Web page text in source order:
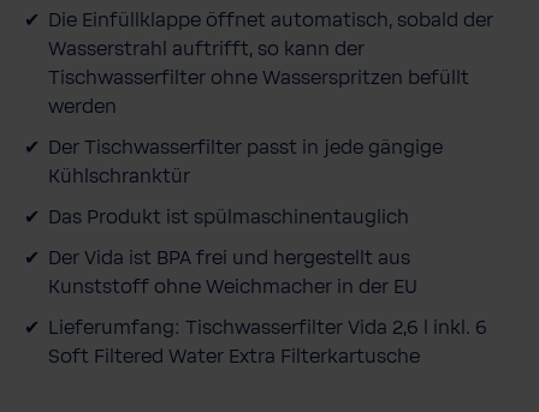
Die Einfüllklappe öffnet automatisch, sobald der
Wasserstrahl auftrifft, so kann der
Tischwasserfilter ohne Wasserspritzen befüllt
werden
Der Tischwasserfilter passt in jede gängige
Kühlschranktür
Das Produkt ist spülmaschinentauglich
Der Vida ist BPA frei und hergestellt aus
Kunststoff ohne Weichmacher in der EU
Lieferumfang: Tischwasserfilter Vida 2,6 l inkl. 6
Soft Filtered Water Extra Filterkartusche